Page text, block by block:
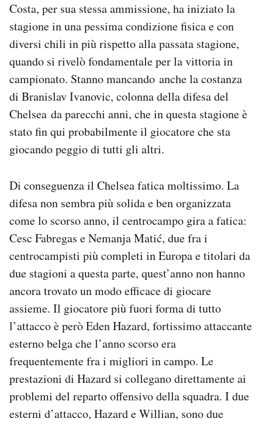
Costa, per sua stessa ammissione, ha iniziato la
stagione in una pessima condizione fisica e con
diversi chili in più rispetto alla passata stagione,
quando si rivelò fondamentale per la vittoria in
campionato. Stanno mancando anche la costanza
di Branislav Ivanovic, colonna della difesa del
Chelsea da parecchi anni, che in questa stagione è
stato fin qui probabilmente il giocatore che sta
giocando peggio di tutti gli altri.
Di conseguenza il Chelsea fatica moltissimo. La
difesa non sembra più solida e ben organizzata
come lo scorso anno, il centrocampo gira a fatica:
Cesc Fabregas e Nemanja Matić, due fra i
centrocampisti più completi in Europa e titolari da
due stagioni a questa parte, quest’anno non hanno
ancora trovato un modo efficace di giocare
assieme. Il giocatore più fuori forma di tutto
l’attacco è però Eden Hazard, fortissimo attaccante
esterno belga che l’anno scorso era
frequentemente fra i migliori in campo. Le
prestazioni di Hazard si collegano direttamente ai
problemi del reparto offensivo della squadra. I due
esterni d’attacco, Hazard e Willian, sono due